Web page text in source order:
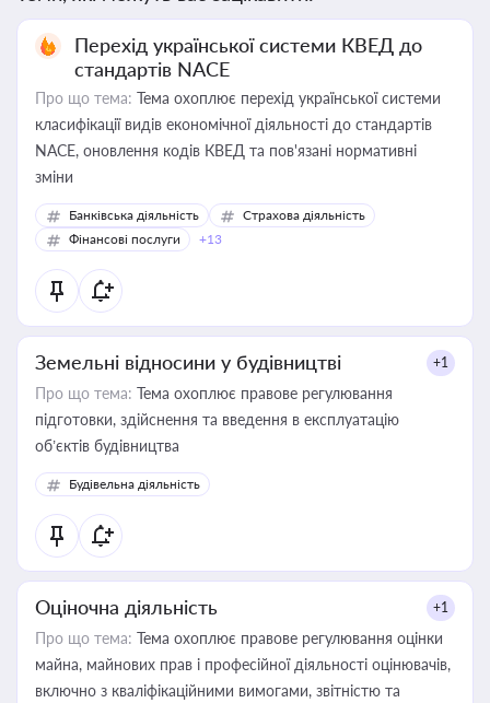
Перехід української системи КВЕД до
стандартів NACE
Про що тема: Тема охоплює перехід української системи
класифікації видів економічної діяльності до стандартів
NACE, оновлення кодів КВЕД та пов'язані нормативні
зміни
Банківська діяльність
Страхова діяльність
Фінансові послуги
+13
Земельні відносини у будівництві +1
Про що тема: Тема охоплює правове регулювання
підготовки, здійснення та введення в експлуатацію
об’єктів будівництва
Будівельна діяльність
Оціночна діяльність +1
Про що тема: Тема охоплює правове регулювання оцінки
майна, майнових прав і професійної діяльності оцінювачів,
включно з кваліфікаційними вимогами, звітністю та